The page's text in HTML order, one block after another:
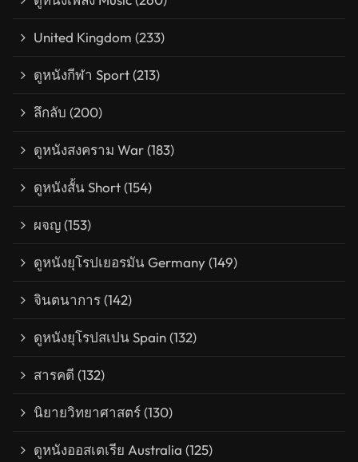
United Kingdom (233)
ดูหนังกีฬา Sport(213)
ลึกลับ (200)
ดูหนังสงคราม War(183)
ดูหนังสั้น Short(154)
ผจญ(153)
ดูหนังยุโรปเยอรมัน Germany(149)
จินตนาการ(142)
ดูหนังยุโรปสเปน Spain(132)
สารคดี (132)
นิยายวิทยาศาสตร์(130)
ดูหนังออสเตเรีย Australia (125)